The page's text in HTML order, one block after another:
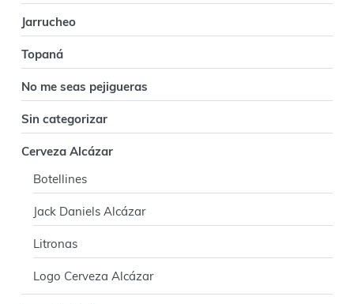
lJarrucheo
Topaná
No me seas pejigueras
Sin categorizar
Cerveza Alcázar
Botellines
Jack Daniels Alcázar
Litronas
Logo Cerveza Alcázar